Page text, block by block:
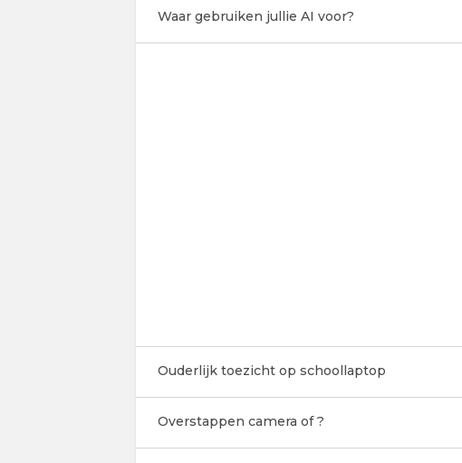
Waar gebruiken jullie AI voor?
Ouderlijk toezicht op schoollaptop
Overstappen camera of ?